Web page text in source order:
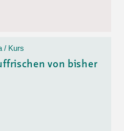
/ Kurs
von bisher